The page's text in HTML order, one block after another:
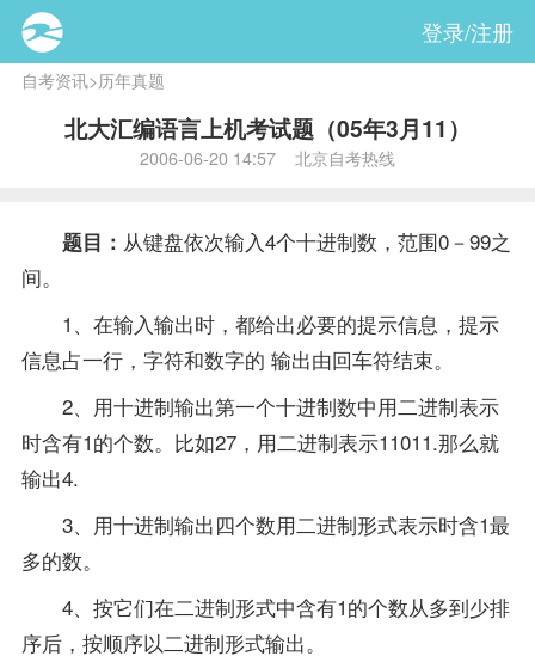
登录/注册
自考资讯>历年真题
北大汇编语言上机考试题（05年3月11）
2006-06-20 14:57 北京自考热线
题目： 从键盘依次输入4个十进制数，范围0－99之
间。
1、在输入输出时，都给出必要的提示信息，提示
信息占一行，字符和数字的 输出由回车符结束。
2、用十进制输出第一个十进制数中用二进制表示
时含有1的个数。比如27，用二进制表示11011.那么就
输出4.
3、用十进制输出四个数用二进制形式表示时含1最
多的数。
4、按它们在二进制形式中含有1的个数从多到少排
序后，按顺序以二进制形式输出。